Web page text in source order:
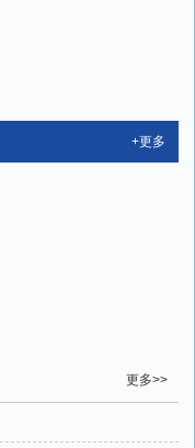
+更多
更多>>